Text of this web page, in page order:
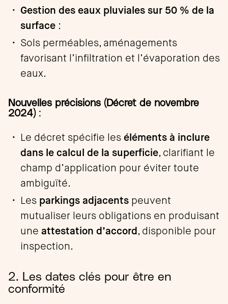
Gestion des eaux pluviales sur 50 % de la
surface :
Sols perméables, aménagements
favorisant l’infiltration et l’évaporation des
eaux.
Nouvelles précisions (Décret de novembre
2024):
Le décret spécifie les éléments à inclure
dans le calcul de la superficie, clarifiant le
champ d’application pour éviter toute
ambiguïté.
Les parkings adjacents peuvent
mutualiser leurs obligations en produisant
une attestation d’accord , disponible pour
inspection.
2. Les dates clés pour être en
conformité